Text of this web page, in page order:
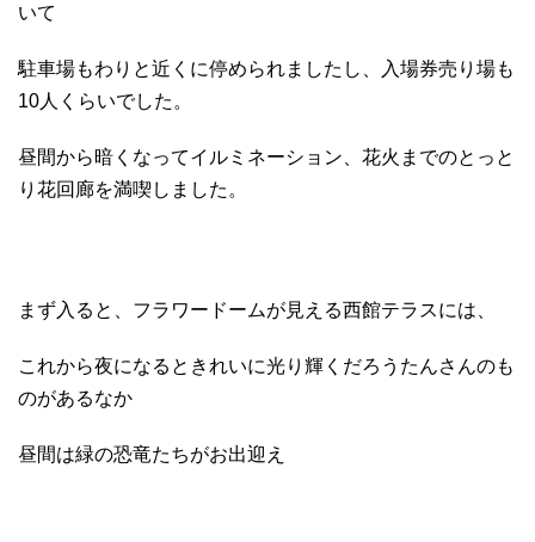
いて
駐車場もわりと近くに停められましたし、入場券売り場も
10人くらいでした。
昼間から暗くなってイルミネーション、花火までのとっと
り花回廊を満喫しました。
まず入ると、フラワードームが見える西館テラスには、
これから夜になるときれいに光り輝くだろうたんさんのも
のがあるなか
昼間は緑の恐竜たちがお出迎え